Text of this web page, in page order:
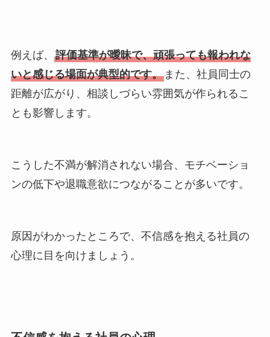
例えば、 評価基準が曖昧で、頑張っても報われな
いと感じる場面が典型的です。また、社員同士の
距離が広がり、相談しづらい雰囲気が作られるこ
とも影響します。
こうした不満が解消されない場合、モチベーショ
ンの低下や退職意欲につながることが多いです。
原因がわかったところで、不信感を抱える社員の
心理に目を向けましょう。